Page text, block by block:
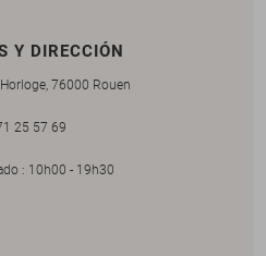
Y DIRECCIÓN
76000 Rouen
25 57 69
: 10h00 - 19h30